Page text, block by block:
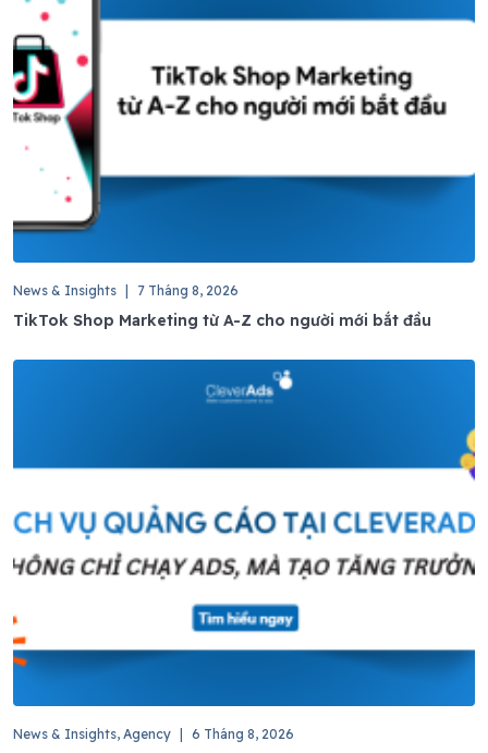
News & Insights 7 Tháng 8, 2026
TikTok Shop Marketing từ A-Z cho người mới bắt đầu
News & Insights, Agency 6 Tháng 8, 2026